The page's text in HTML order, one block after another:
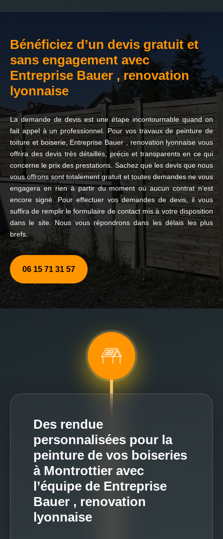
Bénéficiez d’un devis gratuit et
sans engagement avec
Entreprise Bauer , renovation
lyonnaise
La demande de devis est une étape incontournable quand on
fait appel à un professionnel. Pour vos travaux de peinture de
toiture et boiserie, Entreprise Bauer , renovation lyonnaise vous
offrira des devis très détaillés, précis et transparents en ce qui
concerne le prix des prestations. Sachez que les devis que nous
vous offrons sont totalement gratuit et toutes demandes ne vous
engagera en rien à partir du moment où aucun contrat n’est
encore signé. Pour effectuer vos demandes de devis, il vous
suffira de remplir le formulaire de contact mis à votre disposition
dans le site. Nous vous répondrons dans les délais les plus
brefs.
06 15 71 31 57
Des rendue
personnalisées pour la
peinture de vos boiseries
à Montrottier avec
l’équipe de Entreprise
Bauer , renovation
lyonnaise